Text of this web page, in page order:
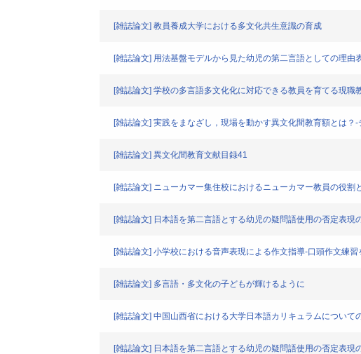
[雑誌論文] 教員養成大学における多文化共生意識の育成
[雑誌論文] 用法基盤モデルから見た幼児の第二言語としての理
[雑誌論文] 学校の多言語多文化化に対応できる教員を育てる現
[雑誌論文] 実践をまなざし，現場を動かす異文化間教育額とは？
[雑誌論文] 異文化間教育文献目録41
[雑誌論文] ニューカマー集住校におけるニューカマー教員の役割
[雑誌論文] 日本語を第二言語とする幼児の疑問語使用の否定表
[雑誌論文] 小学校における音声表現による作文指導-口頭作文練
[雑誌論文] 多言語・多文化の子どもが輝けるように
[雑誌論文] 中国山西省における大学日本語カリキュラムについ
[雑誌論文] 日本語を第二言語とする幼児の疑問語使用の否定表